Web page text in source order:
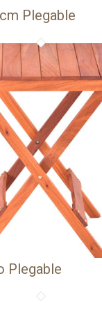
Plegable
Plegable